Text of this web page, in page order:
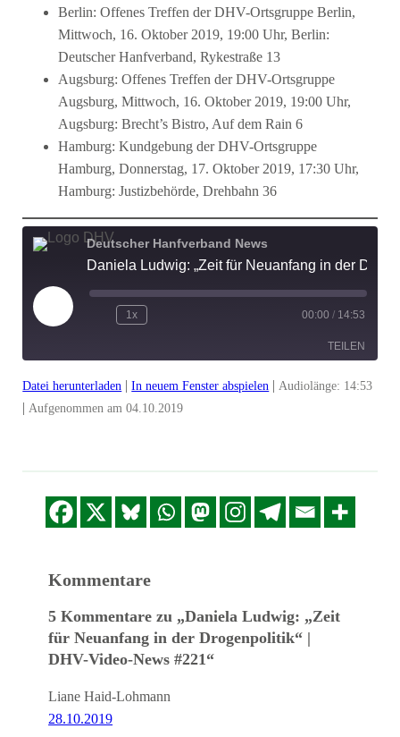
Berlin: Offenes Treffen der DHV-Ortsgruppe Berlin,
Mittwoch, 16. Oktober 2019, 19:00 Uhr, Berlin:
Deutscher Hanfverband, Rykestraße 13
Augsburg: Offenes Treffen der DHV-Ortsgruppe
Augsburg, Mittwoch, 16. Oktober 2019, 19:00 Uhr,
Augsburg: Brecht’s Bistro, Auf dem Rain 6
Hamburg: Kundgebung der DHV-Ortsgruppe
Hamburg, Donnerstag, 17. Oktober 2019, 17:30 Uhr,
Hamburg: Justizbehörde, Drehbahn 36
Deutscher Hanfverband News
Play
Episode
1x 00:00 / 14:53
TEILEN
Datei herunterladen |In neuem Fenster abspielen |Audiolänge: 14:53
|Aufgenommen am 04.10.2019
Kommentare
5 Kommentare zu „Daniela Ludwig: „Zeit
für Neuanfang in der Drogenpolitik“ |
DHV-Video-News #221“
Liane Haid-Lohmann
28.10.2019